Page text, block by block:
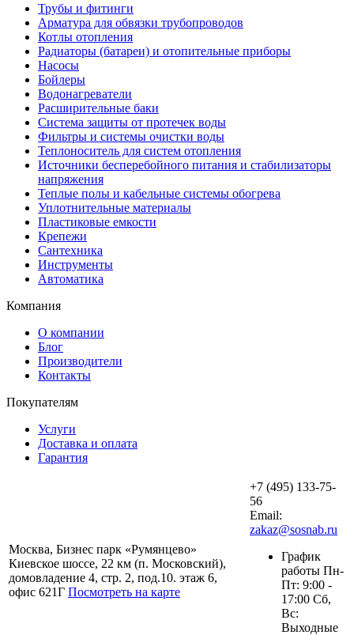
Трубы и фитинги
Арматура для обвязки трубопроводов
Котлы отопления
Радиаторы (батареи) и отопительные приборы
Насосы
Бойлеры
Водонагреватели
Расширительные баки
Система защиты от протечек воды
Фильтры и системы очистки воды
Теплоноситель для систем отопления
Источники бесперебойного питания и стабилизаторы
напряжения
Теплые полы и кабельные системы обогрева
Уплотнительные материалы
Пластиковые емкости
Крепежи
Сантехника
Инструменты
Автоматика
Компания
О компании
Блог
Производители
Контакты
Покупателям
Услуги
Доставка и оплата
Гарантия
Москва, Бизнес парк «Румянцево»
Киевское шоссе, 22 км (п. Московский),
домовладение 4, стр. 2, под.10. этаж 6,
офис 621Г Посмотреть на карте
+7 (495) 133-75-
56
Email:
zakaz@sosnab.ru
График
работы Пн-
Пт: 9:00 -
17:00 Сб,
Вс:
Выходные